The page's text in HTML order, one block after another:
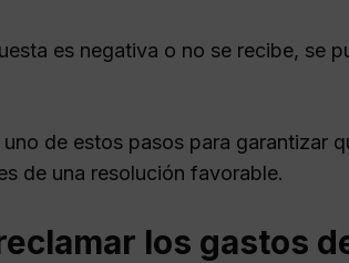
es negativa o no se recibe, se
de estos pasos para garantizar
de una resolución favorable.
los gastos